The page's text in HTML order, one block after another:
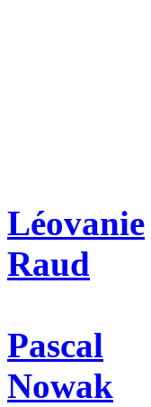
Léovanie
Raud
Pascal
Nowak